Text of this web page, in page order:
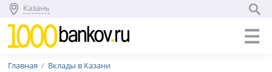
Казань
Главная Вклады в Казани